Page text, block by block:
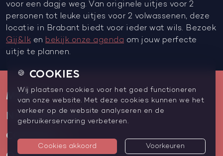
voor een dagje weg. Van originele uitjes voor 2
personen tot leuke uitjes voor 2 volwassenen, deze
locatie in Brabant biedt voor ieder wat wils. Bezoek
Gij&Ik en bekijk onze agenda om jouw perfecte
uitje te plannen.
MENU
NIEUWSBRIEF
CONTACT
🍪 COOKIES
Wij plaatsen cookies voor het goed functioneren
van onze website. Met deze cookies kunnen we het
verkeer op de website analyseren en de
gebruikerservaring verbeteren.
Cookies akkoord Voorkeuren